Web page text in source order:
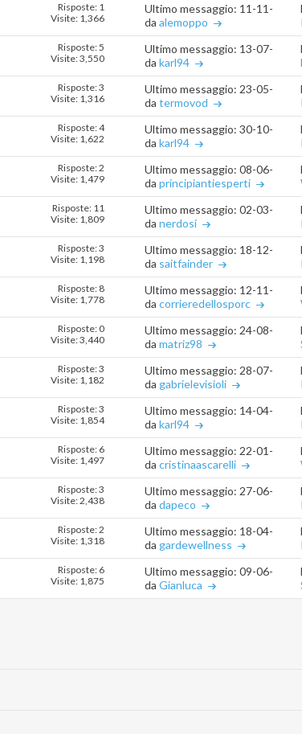
Risposte: 1
Visite: 1,366
Ultimo messaggio: 11-11-2016
da alemoppo
Risposte: 5
Visite: 3,550
Ultimo messaggio: 13-07-2016
da karl94
Risposte: 3
Visite: 1,316
Ultimo messaggio: 23-05-2016
da termovod
Risposte: 4
Visite: 1,622
Ultimo messaggio: 30-10-2015
da karl94
Risposte: 2
Visite: 1,479
Ultimo messaggio: 08-06-2015
da principiantiesperti
Risposte: 11
Visite: 1,809
Ultimo messaggio: 02-03-2015
da nerdosi
Risposte: 3
Visite: 1,198
Ultimo messaggio: 18-12-2014
da saitfainder
Risposte: 8
Visite: 1,778
Ultimo messaggio: 12-11-2014
da corrieredellosporc
Risposte: 0
Visite: 3,440
Ultimo messaggio: 24-08-2014
da matriz98
Risposte: 3
Visite: 1,182
Ultimo messaggio: 28-07-2014
da gabrielevisioli
Risposte: 3
Visite: 1,854
Ultimo messaggio: 14-04-2013
da karl94
Risposte: 6
Visite: 1,497
Ultimo messaggio: 22-01-2013
da cristinaascarelli
Risposte: 3
Visite: 2,438
Ultimo messaggio: 27-06-2012
da dapeco
Risposte: 2
Visite: 1,318
Ultimo messaggio: 18-04-2011
da gardewellness
Risposte: 6
Visite: 1,875
Ultimo messaggio: 09-06-2009
da Gianluca